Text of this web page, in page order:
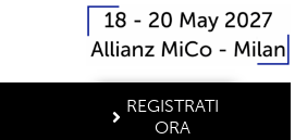
REGISTRATI
ORA